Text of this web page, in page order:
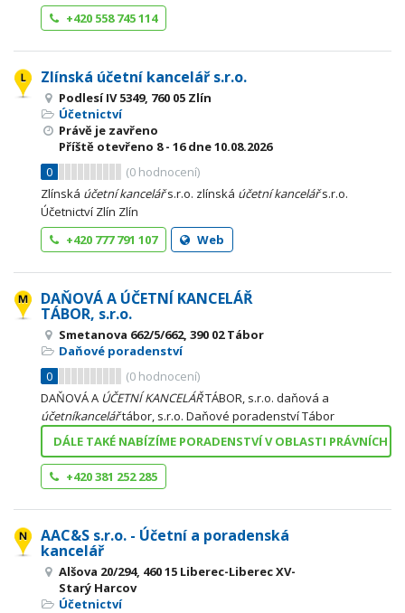
+420 558 745 114
Zlínská účetní kancelář s.r.o.
Podlesí IV 5349, 760 05 Zlín
Účetnictví
Právě je zavřeno
Příště otevřeno 8 - 16dne 10.08.2026
0
(0 hodnocení)
Zlínská účetní kancelářs.r.o. zlínská účetní kancelářs.r.o.
Účetnictví Zlín Zlín
+420 777 791 107
Web
DAŇOVÁ A ÚČETNÍ KANCELÁŘ
TÁBOR, s.r.o.
Smetanova 662/5/662, 390 02 Tábor
Daňové poradenství
0
(0 hodnocení)
DAŇOVÁ A ÚČETNÍ KANCELÁŘTÁBOR, s.r.o. daňová a
účetníkancelářtábor, s.r.o. Daňové poradenství Tábor
DÁLE TAKÉ NABÍZÍME PORADENSTVÍ V OBLASTI PRÁVNÍCH
+420 381 252 285
AAC&S s.r.o. - Účetní a poradenská
kancelář
Alšova 20/294, 460 15 Liberec-Liberec XV-
Starý Harcov
Účetnictví